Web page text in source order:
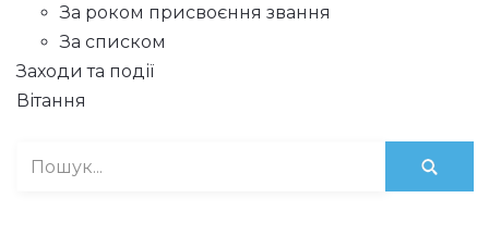
За роком присвоєння звання
За списком
Заходи та події
Вітання